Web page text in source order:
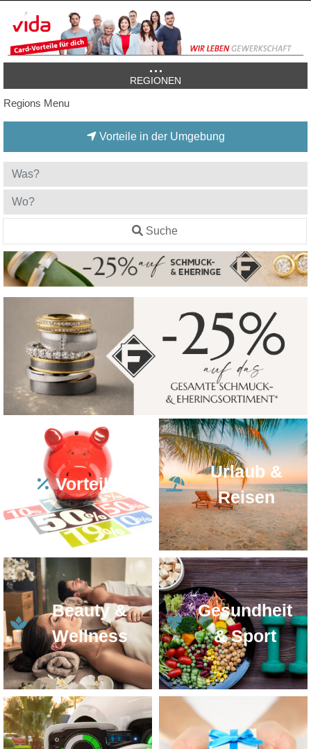
REGIONEN
Regions Menu
Vorteile in der Umgebung
Suche
Vorteile
Urlaub &
Reisen
Beauty &
Wellness
Gesundheit
& Sport